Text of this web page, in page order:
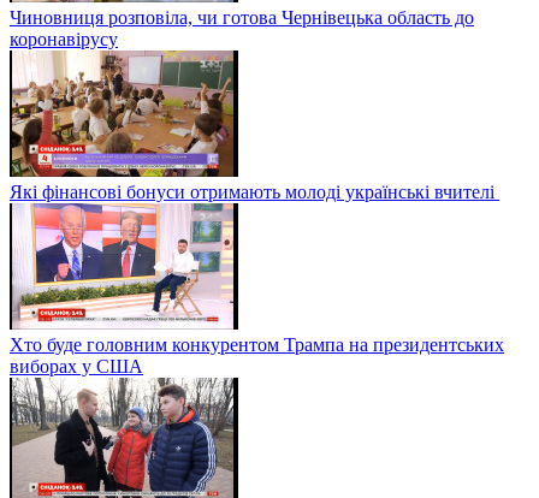
Чиновниця розповіла, чи готова Чернівецька область до
коронавірусу
Які фінансові бонуси отримають молоді українські вчителі
Хто буде головним конкурентом Трампа на президентських
виборах у США